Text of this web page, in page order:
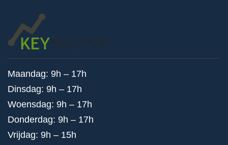
Maandag: 9h – 17h
Dinsdag: 9h – 17h
Woensdag: 9h – 17h
Donderdag: 9h – 17h
Vrijdag: 9h – 15h